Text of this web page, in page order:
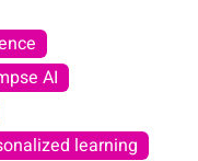
AI
learning